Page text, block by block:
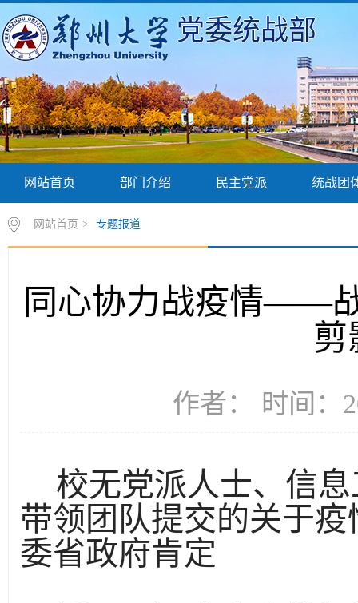
党委统战部
网站首页 部门介绍 民主党派 统战团
网站首页 > 专题报道
同心协力战疫情——
剪
作者： 时间：
校无党派人士、信
带领团队提交的关于
委省政府肯定